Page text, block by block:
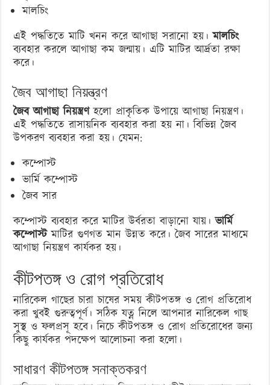
মালচিং
এই পদ্ধতিতে মাটি খনন করে আগাছা সরানো হয়।মালচিং
ব্যবহার করলে আগাছা কম জন্মায়। এটি মাটির আর্দ্রতা রক্ষা
করে।
জৈব আগাছা নিয়ন্ত্রণ
জৈব আগাছা নিয়ন্ত্রণহলো প্রাকৃতিক উপায়ে আগাছা নিয়ন্ত্রণ।
এই পদ্ধতিতে রাসায়নিক ব্যবহার করা হয় না। বিভিন্ন জৈব
উপকরণ ব্যবহার করা হয়। যেমন:
কম্পোস্ট
ভার্মি কম্পোস্ট
জৈব সার
কম্পোস্ট ব্যবহার করে মাটির উর্বরতা বাড়ানো যায়।ভার্মি
কম্পোস্টমাটির গুণগত মান উন্নত করে। জৈব সারের মাধ্যমে
আগাছা নিয়ন্ত্রণ কার্যকর হয়।
কীটপতঙ্গ ও রোগ প্রতিরোধ
নারিকেল গাছের চারা চাষের সময় কীটপতঙ্গ ও রোগ প্রতিরোধ
করা খুবই গুরুত্বপূর্ণ। সঠিক যত্ন নিলে আপনার নারিকেল গাছ
সুস্থ ও ফলপ্রসূ হবে। নিচে কীটপতঙ্গ ও রোগ প্রতিরোধের জন্য
কিছু কার্যকর পদক্ষেপ আলোচনা করা হলো।
সাধারণ কীটপতঙ্গ সনাক্তকরণ